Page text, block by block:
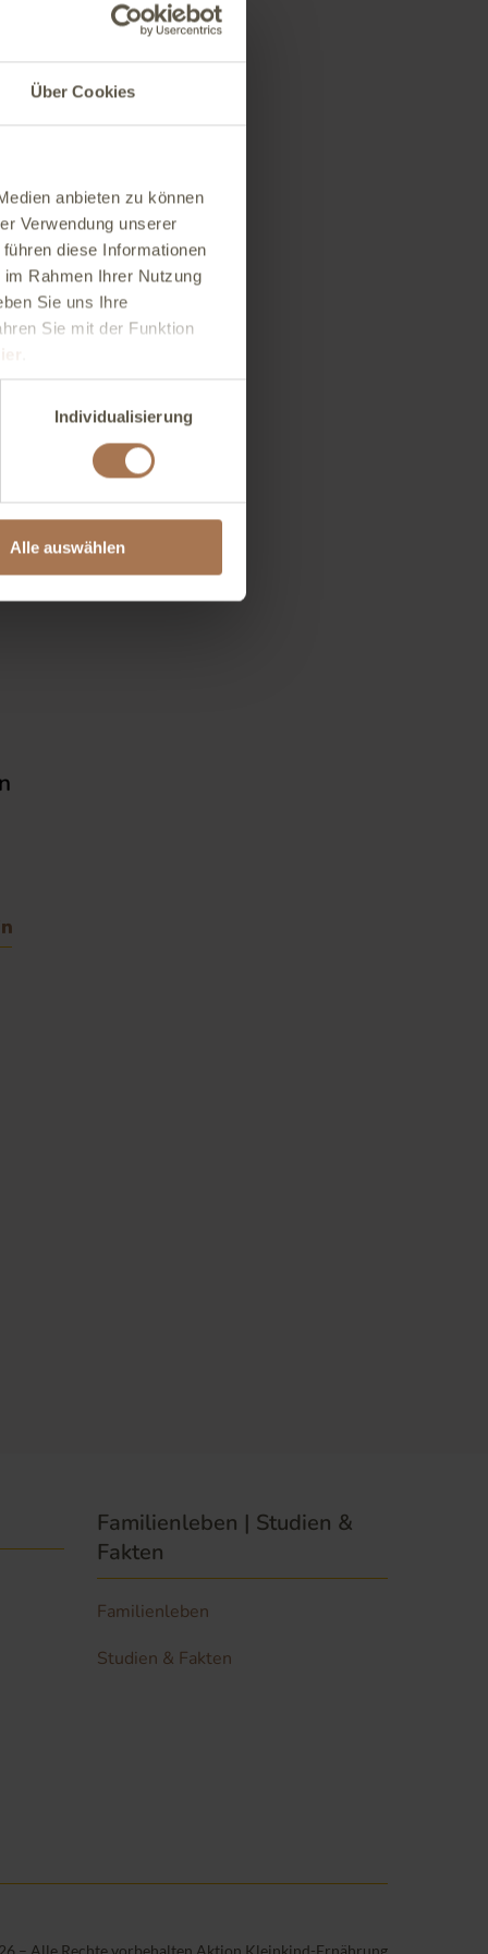
Über Cookies
anbieten zu können
Verwendung unserer
diese Informationen
Rahmen Ihrer Nutzung
Sie uns Ihre
Sie mit der Funktion
Individualisierung
Alle auswählen
Familienleben | Studien &
Fakten
Familienleben
Studien & Fakten
Aktion Kleinkind-Ernährung
– Alle Rechte vorbehalten.